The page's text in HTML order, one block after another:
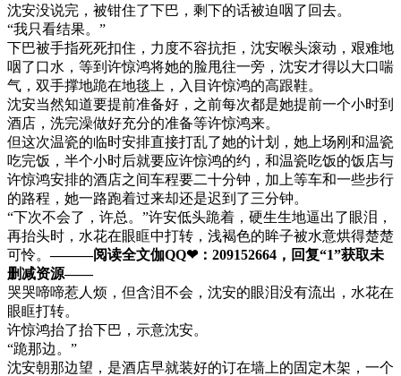
沈安没说完，被钳住了下巴，剩下的话被迫咽了回去。
“我只看结果。”
下巴被手指死死扣住，力度不容抗拒，沈安喉头滚动，艰难地
咽了口水，等到许惊鸿将她的脸甩往一旁，沈安才得以大口喘
气，双手撑地跪在地毯上，入目许惊鸿的高跟鞋。
沈安当然知道要提前准备好，之前每次都是她提前一个小时到
酒店，洗完澡做好充分的准备等许惊鸿来。
但这次温瓷的临时安排直接打乱了她的计划，她上场刚和温瓷
吃完饭，半个小时后就要应许惊鸿的约，和温瓷吃饭的饭店与
许惊鸿安排的酒店之间车程要二十分钟，加上等车和一些步行
的路程，她一路跑着过来却还是迟到了三分钟。
“下次不会了，许总。”许安低头跪着，硬生生地逼出了眼泪，
再抬头时，水花在眼眶中打转，浅褐色的眸子被水意烘得楚楚
可怜。———阅读全文伽QQ❤：209152664，回复“1”获取未
删减资源—​​​​—
哭哭啼啼惹人烦，但含泪不会，沈安的眼泪没有流出，水花在
眼眶打转。
许惊鸿抬了抬下巴，示意沈安。
“跪那边。”
沈安朝那边望，是酒店早就装好的订在墙上的固定木架，一个